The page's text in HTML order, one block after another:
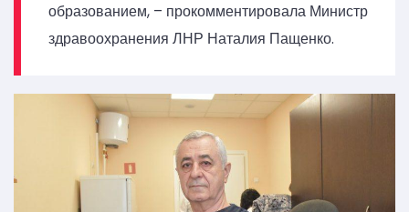
образованием, – прокомментировала Министр
здравоохранения ЛНР Наталия Пащенко.